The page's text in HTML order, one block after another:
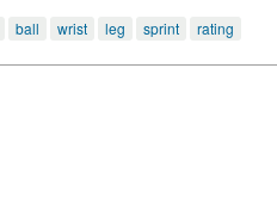
ball wrist leg sprint rating